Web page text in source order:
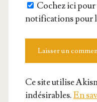
Cochez ici pour
notifications pour
Ce site utilise
indésirables.En